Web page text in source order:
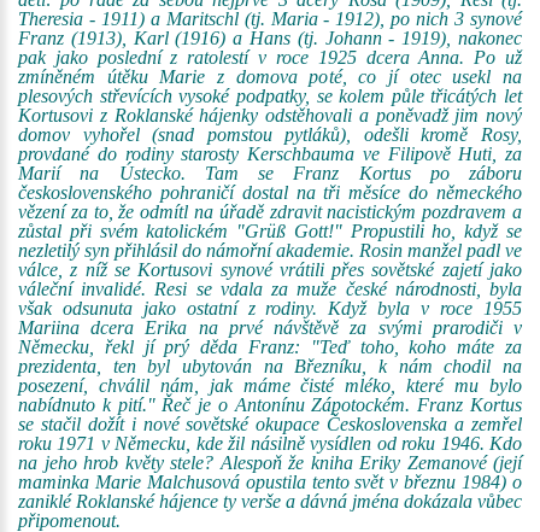
Theresia - 1911) a Maritschl (tj. Maria - 1912), po nich 3 synové
Franz (1913), Karl (1916) a Hans (tj. Johann - 1919), nakonec
pak jako poslední z ratolestí v roce 1925 dcera Anna. Po už
zmíněném útěku Marie z domova poté, co jí otec usekl na
plesových střevících vysoké podpatky, se kolem půle třicátých let
Kortusovi z Roklanské hájenky odstěhovali a poněvadž jim nový
domov vyhořel (snad pomstou pytláků), odešli kromě Rosy,
provdané do rodiny starosty Kerschbauma ve Filipově Huti, za
Marií na Ústecko. Tam se Franz Kortus po záboru
československého pohraničí dostal na tři měsíce do německého
vězení za to, že odmítl na úřadě zdravit nacistickým pozdravem a
zůstal při svém katolickém "Grüß Gott!" Propustili ho, když se
nezletilý syn přihlásil do námořní akademie. Rosin manžel padl ve
válce, z níž se Kortusovi synové vrátili přes sovětské zajetí jako
váleční invalidé. Resi se vdala za muže české národnosti, byla
však odsunuta jako ostatní z rodiny. Když byla v roce 1955
Mariina dcera Erika na prvé návštěvě za svými prarodiči v
Německu, řekl jí prý děda Franz: "Teď toho, koho máte za
prezidenta, ten byl ubytován na Březníku, k nám chodil na
posezení, chválil nám, jak máme čisté mléko, které mu bylo
nabídnuto k pití." Řeč je o Antonínu Zápotockém. Franz Kortus
se stačil dožít i nové sovětské okupace Československa a zemřel
roku 1971 v Německu, kde žil násilně vysídlen od roku 1946. Kdo
na jeho hrob květy stele? Alespoň že kniha Eriky Zemanové (její
maminka Marie Malchusová opustila tento svět v březnu 1984) o
zaniklé Roklanské hájence ty verše a dávná jména dokázala vůbec
připomenout.